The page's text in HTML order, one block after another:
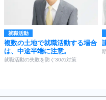
就職活動
複数の土地で就職活動する場合
は、中途半端に注意。
就職活動の失敗を防ぐ30の対策